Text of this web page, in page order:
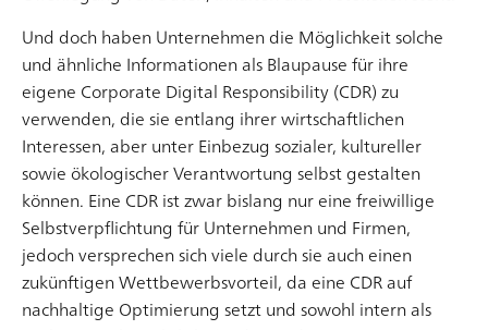
Moments of Truth – Momente der Wahrheit
Entscheidende Momente im
Kaufentscheidungsprozess definieren, ob sich
Konsumenten bzw. Kunden für oder gegen eine
Marke oder ein Produkt entscheiden. Neben
klassischen Reizen, mit denen das Marketing bereits
seit Dekaden für Aufmerksamkeit wirbt, haben sich so
im Laufe der Jahre verschiedene Moments of Truth
Artikel lesen
Und doch haben Unternehmen die Möglichkeit solche
und ähnliche Informationen als Blaupause für ihre
eigene Corporate Digital Responsibility (CDR) zu
verwenden, die sie entlang ihrer wirtschaftlichen
Interessen, aber unter Einbezug sozialer, kultureller
sowie ökologischer Verantwortung selbst gestalten
können. Eine CDR ist zwar bislang nur eine freiwillige
Selbstverpflichtung für Unternehmen und Firmen,
jedoch versprechen sich viele durch sie auch einen
zukünftigen Wettbewerbsvorteil, da eine CDR auf
nachhaltige Optimierung setzt und sowohl intern als